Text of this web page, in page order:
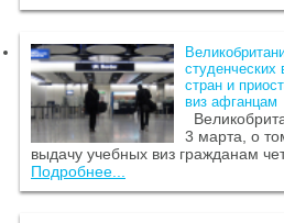
студенческих
стран и
виз афганцам
3 марта, о
выдачу учебных виз гражданам
Подробнее...